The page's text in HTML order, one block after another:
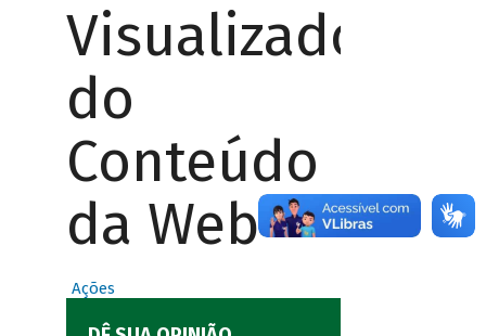
Visualizador
do
Conteúdo
da Web
Ações